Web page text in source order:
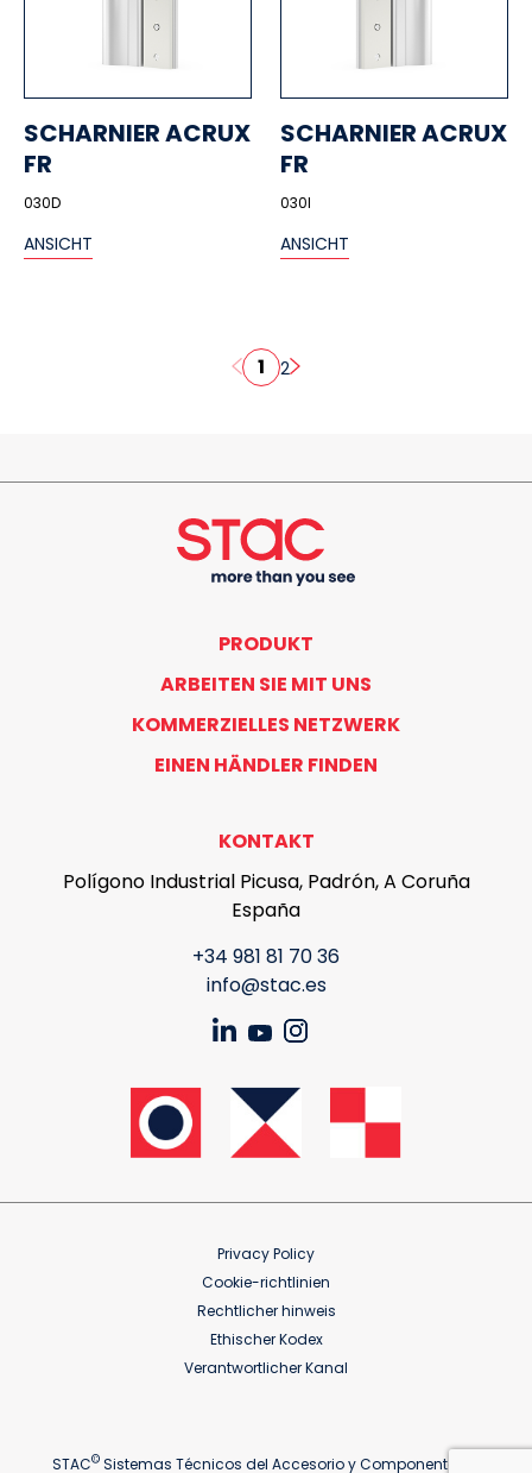
SCHARNIER ACRUX
FR
030D
ANSICHT
SCHARNIER ACRUX
FR
030I
ANSICHT
1 2
PRODUKT
ARBEITEN SIE MIT UNS
KOMMERZIELLES NETZWERK
EINEN HÄNDLER FINDEN
KONTAKT
Polígono Industrial Picusa, Padrón, A Coruña
España
+34 981 81 70 36
info@stac.es
Privacy Policy
Cookie-richtlinien
Rechtlicher hinweis
Ethischer Kodex
Verantwortlicher Kanal
STAC© Sistemas Técnicos del Accesorio y Componentes